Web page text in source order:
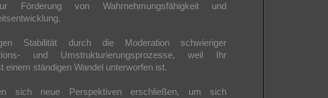
Förderung von Wahrnehmungsfähigkeit und
Stabilität durch die Moderation schwieriger
und Umstrukturierungsprozesse, weil Ihr
einem ständigen Wandel unterworfen ist.
sich neue Perspektiven erschließen, um sich